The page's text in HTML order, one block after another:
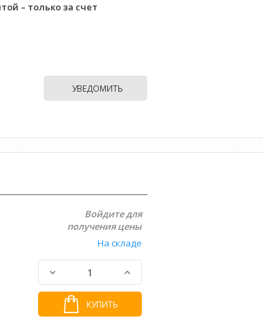
– только за счет
УВЕДОМИТЬ
Войдите для
получения цены
На складе
КУПИТЬ